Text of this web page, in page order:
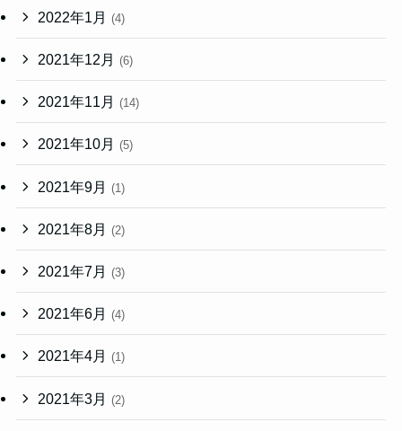
2022年1月 (4)
2021年12月 (6)
2021年11月 (14)
2021年10月 (5)
2021年9月 (1)
2021年8月 (2)
2021年7月 (3)
2021年6月 (4)
2021年4月 (1)
2021年3月 (2)